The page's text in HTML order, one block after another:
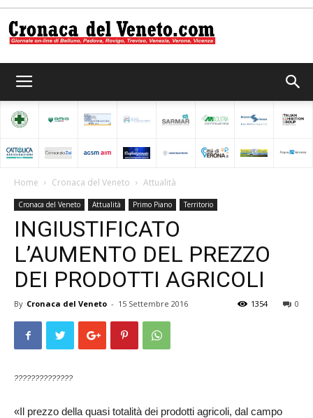
del
Veneto
Home Cronaca del Veneto Attualità
Cronaca del Veneto Attualità Primo Piano Territorio
INGIUSTIFICATO
L’AUMENTO DEL PREZZO
DEI PRODOTTI AGRICOLI
By Cronaca del Veneto - 15 Settembre 2016 0
1354
??????????????
«Il prezzo della quasi totalità dei prodotti agricoli, dal campo